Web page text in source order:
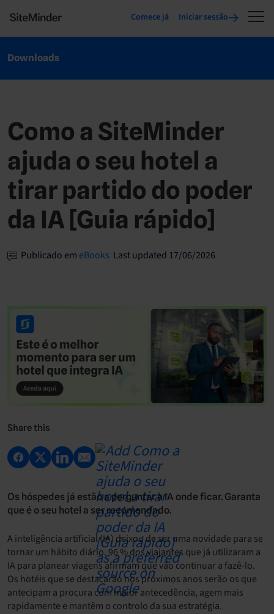
Comece já Iniciar sessão
Downloads
Como a SiteMinder
ajuda o seu hotel a
tirar partido do poder
da IA [Guia rápido]
Publicado em eBooks Last updated 17/06/2026
Share this
Os hóspedes já estão a perguntar à IA onde ficar. Garanta
que é o seu hotel a ser recomendado.
A inteligência artificial (IA) deixou de ser uma novidade para se
tornar um hábito diário. 96 % dos viajantes que já utilizaram a
IA para planear viagens afirmam que vão continuar a fazê-lo.
Os hotéis que se destacarão nos próximos anos serão os que
antecipam a procura com maior antecedência, agem mais
rapidamente e mantêm o controlo da sua estratégia.